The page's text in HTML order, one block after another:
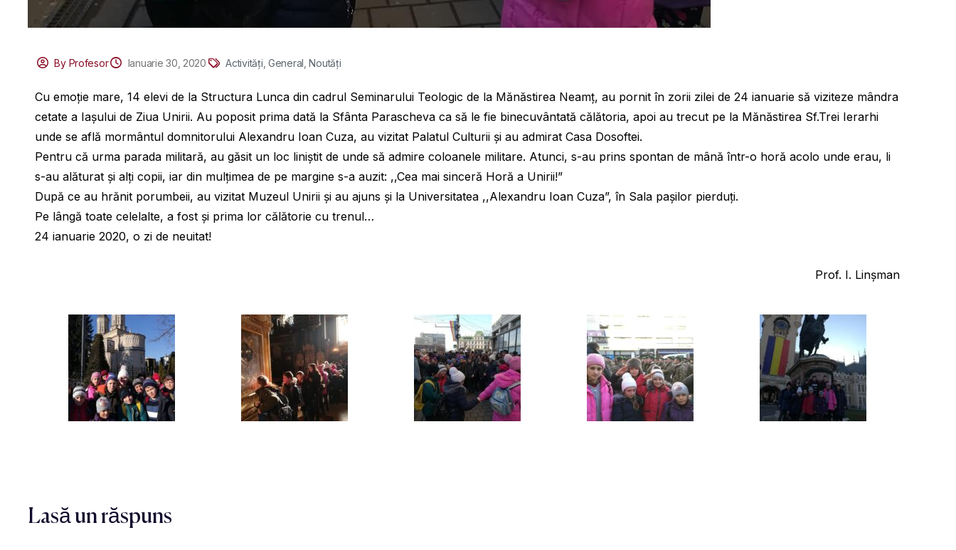
By Profesor Ianuarie 30, 2020 Activități General ,Noutăți
Cu emoție mare, 14 elevi de la Structura Lunca din cadrul Seminarului Teologic de la Mănăstirea Neamț, au pornit în zorii zilei de 24 ianuarie să viziteze mândra
cetate a Iașului de Ziua Unirii. Au poposit prima dată la Sfânta Parascheva ca să le fie binecuvântată călătoria, apoi au trecut pe la Mănăstirea Sf.Trei Ierarhi
unde se află mormântul domnitorului Alexandru Ioan Cuza, au vizitat Palatul Culturii și au admirat Casa Dosoftei.
Pentru că urma parada militară, au găsit un loc liniștit de unde să admire coloanele militare. Atunci, s-au prins spontan de mână într-o horă acolo unde erau, li
s-au alăturat și alți copii, iar din mulțimea de pe margine s-a auzit: ,,Cea mai sinceră Horă a Unirii!”
După ce au hrănit porumbeii, au vizitat Muzeul Unirii și au ajuns și la Universitatea ,,Alexandru Ioan Cuza”, în Sala pașilor pierduți.
Pe lângă toate celelalte, a fost și prima lor călătorie cu trenul…
24 ianuarie 2020, o zi de neuitat!
Prof. I. Linșman
Lasă un răspuns